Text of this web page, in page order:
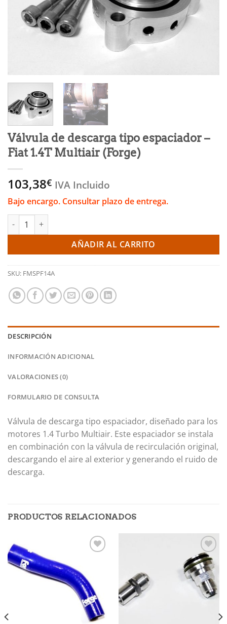
Válvula de descarga tipo espaciador –
Fiat 1.4T Multiair (Forge)
103,38€ IVA Incluido
Bajo encargo. Consultar plazo de entrega.
Válvula de descarga tipo espaciador - Fiat 1.4T Multiair (Forge)
AÑADIR AL CARRITO
SKU: FMSPF14A
DESCRIPCIÓN
INFORMACIÓN ADICIONAL
VALORACIONES (0)
FORMULARIO DE CONSULTA
Válvula de descarga tipo espaciador, diseñado para los
motores 1.4 Turbo Multiair. Este espaciador se instala
en combinación con la válvula de recirculación original,
descargando el aire al exterior y generando el ruido de
descarga.
PRODUCTOS RELACIONADOS
lista de
deseos
Añadir
a la
lista de
deseos